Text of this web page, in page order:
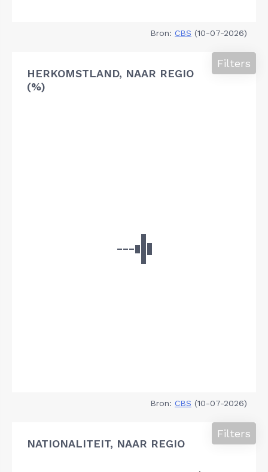
Bron: CBS (10-07-2026)
HERKOMSTLAND, NAAR REGIO
(%)
Filters
Bron: CBS (10-07-2026)
NATIONALITEIT, NAAR REGIO
Filters